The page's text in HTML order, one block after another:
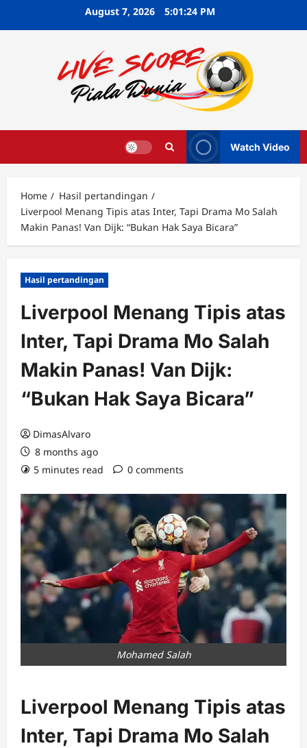
August 7, 2026 5:01:25 PM
Watch Video
Home
Hasil pertandingan
Liverpool Menang Tipis atas Inter, Tapi Drama Mo Salah
Makin Panas! Van Dijk: “Bukan Hak Saya Bicara”
Hasil pertandingan
Liverpool Menang Tipis atas
Inter, Tapi Drama Mo Salah
Makin Panas! Van Dijk:
“Bukan Hak Saya Bicara”
DimasAlvaro
8 months ago
5 minutes read
0 comments
Mohamed Salah
Liverpool Menang Tipis atas
Inter, Tapi Drama Mo Salah